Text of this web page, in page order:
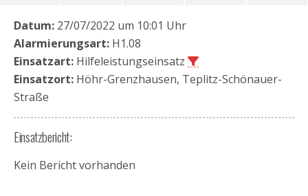
Datum: 27/07/2022 um 10:01 Uhr
Alarmierungsart: H1.08
Einsatzart: Hilfeleistungseinsatz
Einsatzort: Höhr-Grenzhausen, Teplitz-Schönauer-
Straße
Einsatzbericht:
Kein Bericht vorhanden